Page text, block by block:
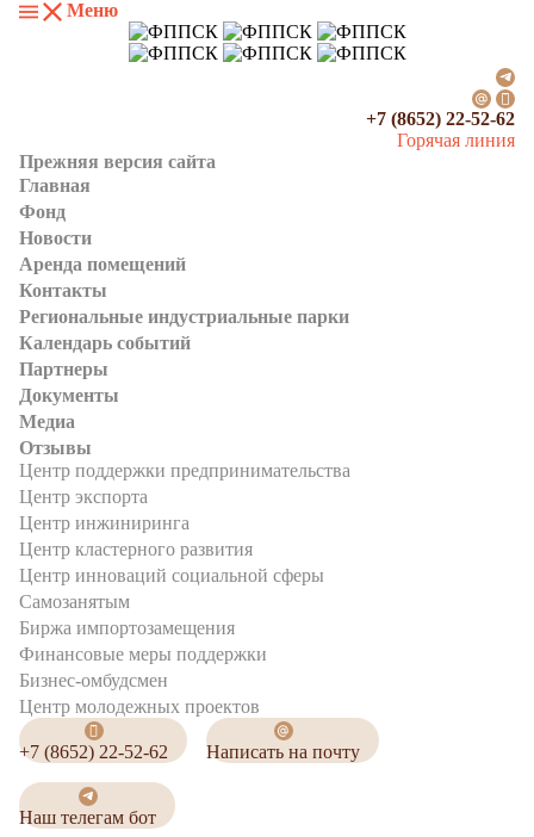
Меню
+7 (8652) 22-52-62
Горячая линия
Прежняя версия сайта
Главная
Фонд
Новости
Аренда помещений
Контакты
Региональные индустриальные парки
Календарь событий
Партнеры
Документы
Медиа
Отзывы
Центр поддержки предпринимательства
Центр экспорта
Центр инжиниринга
Центр кластерного развития
Центр инноваций социальной сферы
Cамозанятым
Биржа импортозамещения
Финансовые меры поддержки
Бизнес-омбудсмен
Центр молодежных проектов
+7 (8652) 22-52-62 Написать на почту
Наш телегам бот